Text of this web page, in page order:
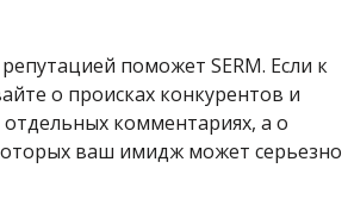
поможет SERM. Если к
о происках конкурентов и
комментариях, а о
ваш имидж может серьезно